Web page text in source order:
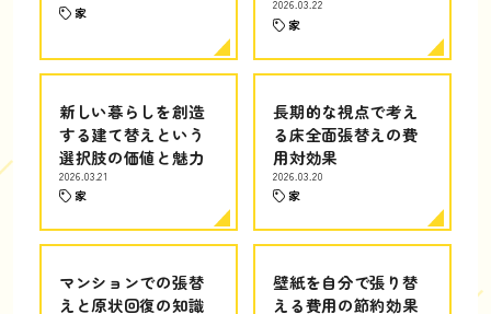
家
2026.03.22
家
新しい暮らしを創造
する建て替えという
選択肢の価値と魅力
2026.03.21
家
長期的な視点で考え
る床全面張替えの費
用対効果
2026.03.20
家
マンションでの張替
えと原状回復の知識
壁紙を自分で張り替
える費用の節約効果